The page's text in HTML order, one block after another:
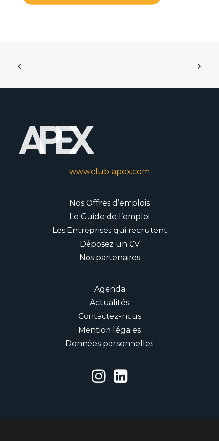
www.club-apex.com
Nos Offres d’emplois
Le Guide de l’emploi
Les Entreprises qui recrutent
Déposez un CV
Nos partenaires
Agenda
Actualités
Contactez-nous
Mention légales
Données personnelles